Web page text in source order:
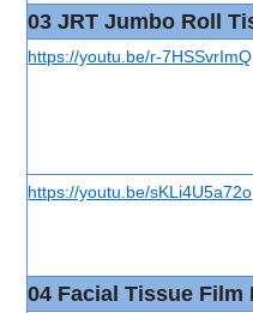
03 JRT Jumbo Roll
https://youtu.be/r-7HSSvrImQ
https://youtu.be/sKLi4U5a72o
04 Facial Tissue Film